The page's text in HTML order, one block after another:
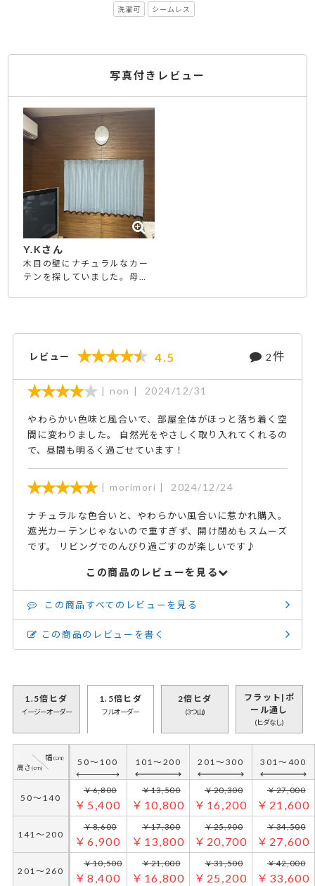
洗濯可 シームレス
写真付きレビュー
Y.Kさん
木目の壁にナチュラルなカー
テンを探していました。母の
レビュー 4.5 2件
non 2024/12/31
やわらかい色味と風合いで、部屋全体がほっと落ち着く空
間に変わりました。 自然光をやさしく取り入れてくれるの
で、昼間も明るく過ごせています！
morimori 2024/12/24
ナチュラルな色合いと、やわらかい風合いに惹かれ購入。
遮光カーテンじゃないので重すぎず、開け閉めもスムーズ
です。 リビングでのんびり過ごすのが楽しいです♪
この商品のレビューを見る
この商品すべてのレビューを見る
この商品のレビューを書く
1.5倍ヒダ
イージーオーダー
￥5,600
￥4,500
￥11,300
￥9,000
￥16,900
￥13,500
￥22,500
￥18,000
￥7,400
￥5,900
￥14,800
￥11,800
￥22,100
￥17,700
￥29,500
￥23,600
￥9,100
￥7,300
￥18,300
￥14,600
￥27,400
￥21,900
￥36,500
￥29,200
1.5倍ヒダ
フルオーダー
50～100 101～200 201～300 301～400
50～140
￥6,800
￥5,400
￥13,500
￥10,800
￥20,300
￥16,200
￥27,000
￥21,600
141～200
￥8,600
￥6,900
￥17,300
￥13,800
￥25,900
￥20,700
￥34,500
￥27,600
201～260
￥10,500
￥8,400
￥21,000
￥16,800
￥31,500
￥25,200
￥42,000
￥33,600
2倍ヒダ
(3つ山)
フラット|ポ
ール通し
(ヒダなし)